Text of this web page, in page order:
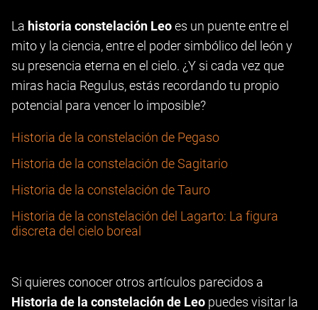
La historia constelación Leoes un puente entre el
mito y la ciencia, entre el poder simbólico del león y
su presencia eterna en el cielo. ¿Y si cada vez que
miras hacia Regulus, estás recordando tu propio
potencial para vencer lo imposible?
Historia de la constelación de Pegaso
Historia de la constelación de Sagitario
Historia de la constelación de Tauro
Historia de la constelación del Lagarto: La figura
discreta del cielo boreal
Si quieres conocer otros artículos parecidos a
Historia de la constelación de Leo puedes visitar la